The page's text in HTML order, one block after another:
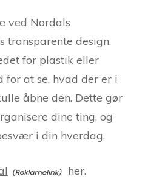
ved Nordals
transparente design.
for plastik eller
at se, hvad der er i
åbne den. Dette gør
dine ting, og
i din hverdag.
her.